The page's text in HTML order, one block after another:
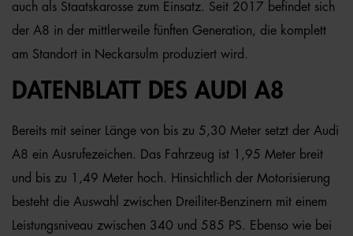
auch als Staatskarosse zum Einsatz. Seit 2017 befindet sich
der A8 in der mittlerweile fünften Generation, die komplett
am Standort in Neckarsulm produziert wird.
DATENBLATT DES AUDI A8
Bereits mit seiner Länge von bis zu 5,30 Meter setzt der Audi
A8 ein Ausrufezeichen. Das Fahrzeug ist 1,95 Meter breit
und bis zu 1,49 Meter hoch. Hinsichtlich der Motorisierung
besteht die Auswahl zwischen Dreiliter-Benzinern mit einem
Leistungsniveau zwischen 340 und 585 PS. Ebenso wie bei